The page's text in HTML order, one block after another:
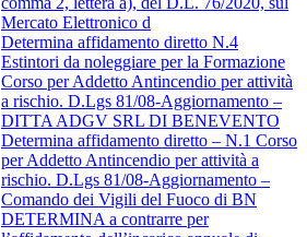
Mercato Elettronico d
Determina affidamento diretto N.4
Estintori da noleggiare per la Formazione
Corso per Addetto Antincendio per attività
a rischio. D.Lgs 81/08-Aggiornamento –
DITTA ADGV SRL DI BENEVENTO
Determina affidamento diretto – N.1 Corso
per Addetto Antincendio per attività a
rischio. D.Lgs 81/08-Aggiornamento –
Comando dei Vigili del Fuoco di BN
DETERMINA a contrarre per